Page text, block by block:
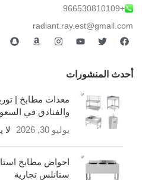
+966530810109
radiant.ray.est@gmail.com
أحدث المنشورات
معدات مطابخ |
والفنادق في
يوليو 30, 2026
لا
احواض مطابخ
ستانلس تجارية